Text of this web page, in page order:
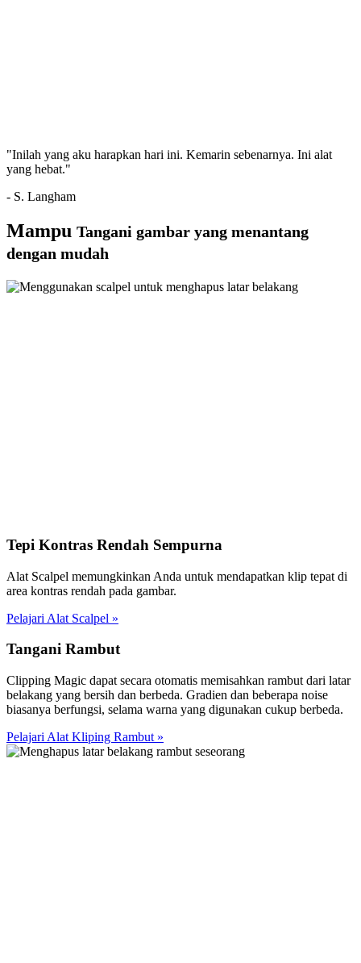
"Inilah yang aku harapkan hari ini. Kemarin sebenarnya. Ini alat
yang hebat."
- S. Langham
Mampu Tangani gambar yang menantang
dengan mudah
Tepi Kontras Rendah Sempurna
Alat Scalpel memungkinkan Anda untuk mendapatkan klip tepat di
area kontras rendah pada gambar.
Pelajari Alat Scalpel »
Tangani Rambut
Clipping Magic dapat secara otomatis memisahkan rambut dari latar
belakang yang bersih dan berbeda. Gradien dan beberapa noise
biasanya berfungsi, selama warna yang digunakan cukup berbeda.
Pelajari Alat Kliping Rambut »